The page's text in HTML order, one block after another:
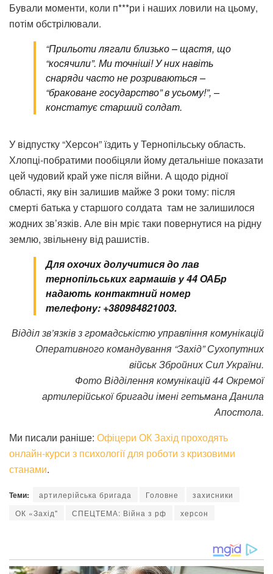
Бували моменти, коли п***ри і наших ловили на цьому,
потім обстрілювали.
“Прильоти лягали близько – щастя, що
“косячили”. Ми точніші! У них навіть
снаряди часто не розриваються –
“браковане государство” в усьому!”, –
констатує старший солдат.
У відпустку “Херсон” їздить у Тернопільську область.
Хлопці-побратими пообіцяли йому детальніше показати
цей чудовий край уже після війни. А щодо рідної
області, яку він залишив майже 3 роки тому: після
смерті батька у старшого солдата там не залишилося
жодних зв’язків. Але він мріє таки повернутися на рідну
землю, звільнену від рашистів.
Для охочих долучитися до лав
тернопільських гармашів у 44 ОАБр
надають контактний номер
телефону: +380984821003.
Відділ зв’язків з громадськістю управління комунікацій
Оперативного командування “Захід” Сухопутних
військ Збройних Сил України.
Фото Відділення комунікацій 44 Окремої
артилерійської бригади імені гетьмана Данила
Апостола.
Ми писали раніше: Офіцери ОК Захід проходять
онлайн-курси з психології для роботи з кризовими
станами.
Теми: артилерійська бригада Головне
захисники
ОК «Захід"
СПЕЦТЕМА: Війна з рф херсон